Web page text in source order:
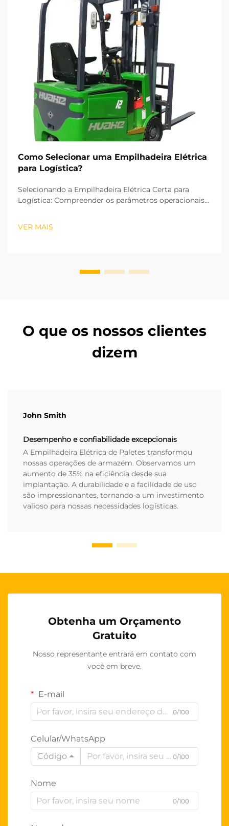
Como Selecionar uma Empilhadeira Elétrica
para Logística?
Selecionando a Empilhadeira Elétrica Certa para
Logística: Compreender os parâmetros operacionais
adequada. Com base nas normas industriais de
VER MAIS
O que os nossos clientes
dizem
John Smith
Desempenho e confiabilidade excepcionais
A Empilhadeira Elétrica de Paletes transformou
nossas operações de armazém. Observamos um
aumento de 35% na eficiência desde sua
implantação. A durabilidade e a facilidade de uso
são impressionantes, tornando-a um investimento
valioso para nossas necessidades logísticas.
Obtenha um Orçamento
Gratuito
Nosso representante entrará em contato com
você em breve.
E-mail
0/100
Celular/WhatsApp
Código
0/100
Nome
0/100